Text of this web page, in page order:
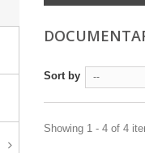
Sort by --
Showing 1 - 4 of 4